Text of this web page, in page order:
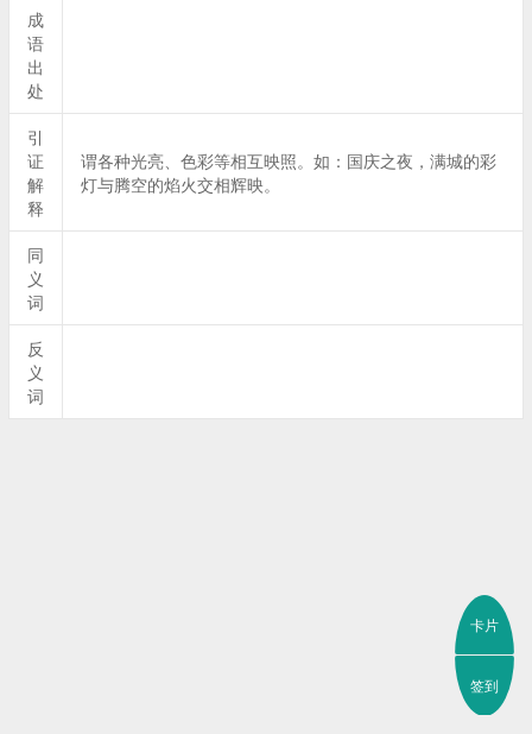
成
语
出
处
引
证
解
释
谓各种光亮、色彩等相互映照。如：国庆之夜，满城的彩
灯与腾空的焰火交相辉映。
同
义
词
反
义
词
卡片
签到